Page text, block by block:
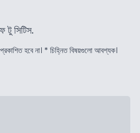
সিটিস.
হবে না। * চিহ্নিত বিষয়গুলো আবশ্যক।